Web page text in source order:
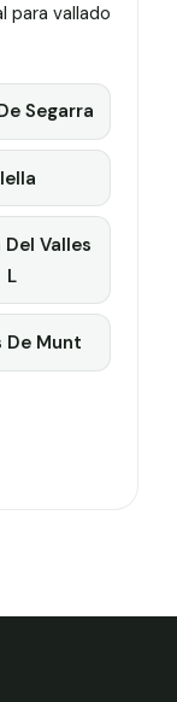
para vallado
Segarra
Valles
L
De Munt